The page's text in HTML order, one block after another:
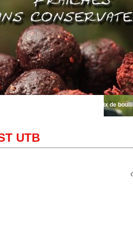
Sniper... le plus grand choix de bouillettes
UTB